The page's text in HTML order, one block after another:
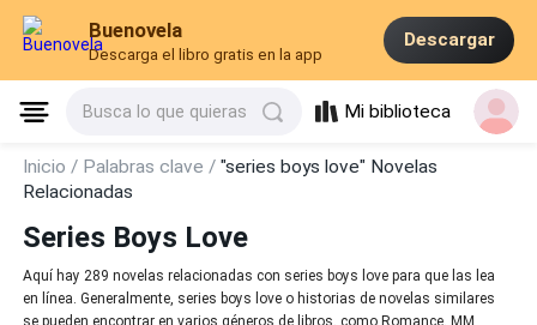
Buenovela
Descarga el libro gratis en la app
Descargar
Busca lo que quieras Mi biblioteca
Inicio / Palabras clave /"series boys love" Novelas
Relacionadas
Series Boys Love
Aquí hay 289 novelas relacionadas con series boys love para que las lea
en línea. Generalmente, series boys love o historias de novelas similares
se pueden encontrar en varios géneros de libros, como Romance, MM